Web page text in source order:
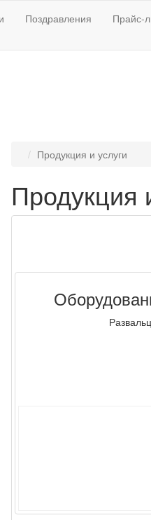
Поздравления Прайс-
Продукция и услуги
Продукция